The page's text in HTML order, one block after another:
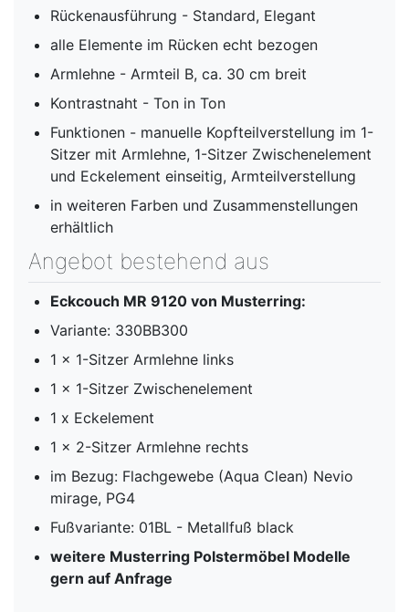
Rückenausführung - Standard, Elegant
alle Elemente im Rücken echt bezogen
Armlehne - Armteil B, ca. 30 cm breit
Kontrastnaht - Ton in Ton
Funktionen - manuelle Kopfteilverstellung im 1-
Sitzer mit Armlehne, 1-Sitzer Zwischenelement
und Eckelement einseitig, Armteilverstellung
in weiteren Farben und Zusammenstellungen
erhältlich
Angebot bestehend aus
Eckcouch MR 9120 von Musterring:
Variante: 330BB300
1 x 1-Sitzer Armlehne links
1 x 1-Sitzer Zwischenelement
1 x Eckelement
1 x 2-Sitzer Armlehne rechts
im Bezug: Flachgewebe (Aqua Clean) Nevio
mirage, PG4
Fußvariante: 01BL - Metallfuß black
weitere Musterring Polstermöbel Modelle
gern auf Anfrage